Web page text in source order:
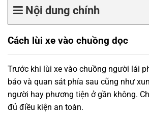
Nội dung chính
Cách lùi xe vào chuồng dọc
Trước khi lùi xe vào chuồng người lái
báo và quan sát phía sau cũng như
người hay phương tiện ở gần không.
đủ điều kiện an toàn.